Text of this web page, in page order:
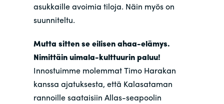
asukkaille avoimia tiloja. Näin myös on
suunniteltu.
Mutta sitten se eilisen ahaa-elämys.
Nimittäin uimala-kulttuurin paluu!
Innostuimme molemmat Timo Harakan
kanssa ajatuksesta, että Kalasataman
rannoille saataisiin Allas-seapoolin